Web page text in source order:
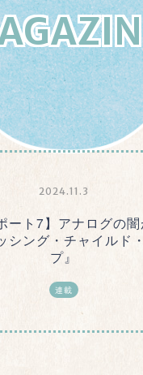
2024.11.3
ート7】アナログの
ング・チャイルド
プ』
連載